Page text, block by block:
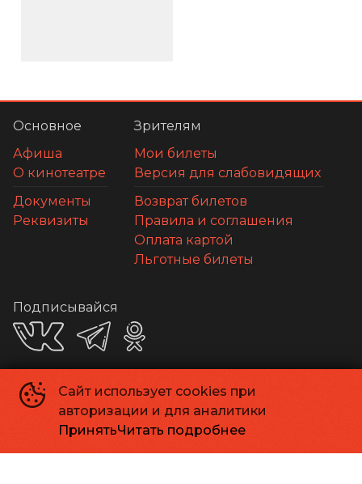
Сайт использует cookies при
авторизации и для аналитики
ПринятьЧитать подробнее
Основное
Афиша
О кинотеатре
Документы
Реквизиты
Зрителям
Мои билеты
Версия для слабовидящих
Возврат билетов
Правила и соглашения
Оплата картой
Льготные билеты
Подписывайся
Приложения